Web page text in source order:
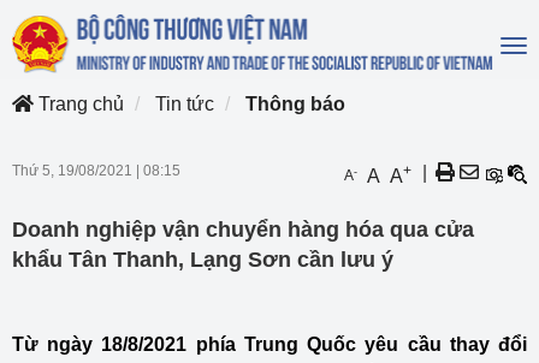
Trang chủ
Tin tức Thông báo
Thứ 5, 19/08/2021 08:15 A- A A+
Doanh nghiệp vận chuyển hàng hóa qua cửa
khẩu Tân Thanh, Lạng Sơn cần lưu ý
Từ ngày 18/8/2021 phía Trung Quốc yêu cầu thay đổi